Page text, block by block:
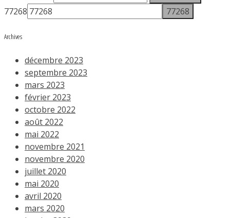
77268
Archives
décembre 2023
septembre 2023
mars 2023
février 2023
octobre 2022
août 2022
mai 2022
novembre 2021
novembre 2020
juillet 2020
mai 2020
avril 2020
mars 2020